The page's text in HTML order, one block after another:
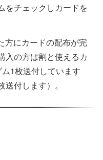
をチェックしカードを
方にカードの配布が完
入の方は割と使えるカ
1枚送付しています
送付します）。